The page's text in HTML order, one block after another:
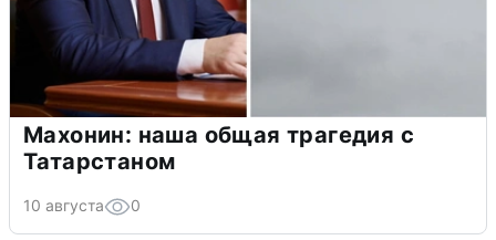
Махонин: наша общая трагедия с
Татарстаном
10 августа 0